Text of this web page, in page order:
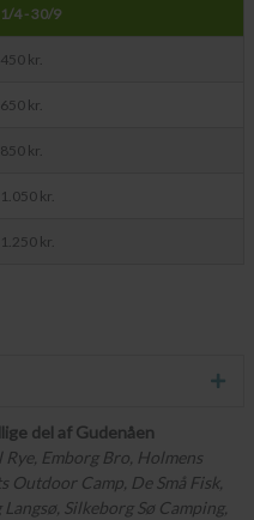
1/4 - 30/9
450 kr.
650 kr.
850 kr.
1.050 kr.
1.250 kr.
del af Gudenåen
Emborg Bro, Holmens
Outdoor Camp, De Små Fisk,
Silkeborg Sø Camping,